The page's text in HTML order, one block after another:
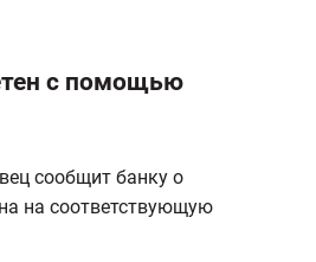
с помощью
сообщит банку о
на соответствующую